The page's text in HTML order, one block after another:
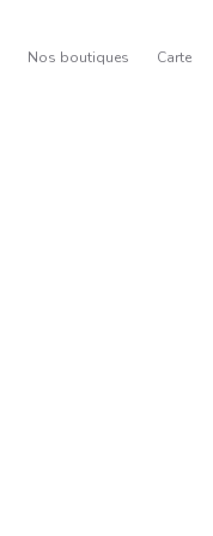
Nos boutiques Carte